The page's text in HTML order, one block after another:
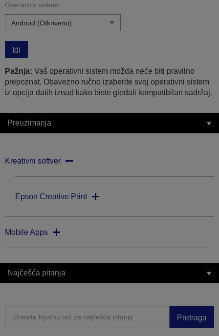
Operativni sistem:
Idi
Pažnja: Vaš operativni sistem možda neće biti pravilno
prepoznat. Obavezno ručno izaberite svoj operativni sistem
iz opcija datih iznad kako biste gledali kompatibilan sadržaj.
Preuzimanja
Kreativni softver
Epson Creative Print
Mobile Apps
Najčešća pitanja
Pretraga